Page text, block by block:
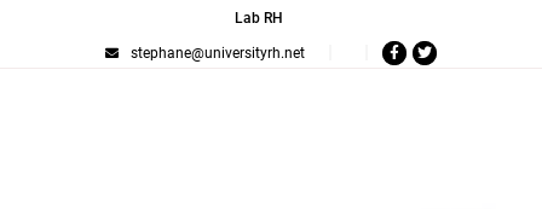
Lab RH
stephane@universityrh.net